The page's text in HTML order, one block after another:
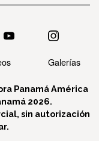
Galerías
Panamá América
2026.
sin autorización